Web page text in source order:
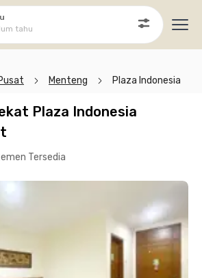
tahu
Menteng Plaza Indonesia
Plaza Indonesia
Tersedia